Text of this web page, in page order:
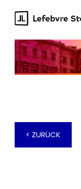
springen
< ZURÜCK